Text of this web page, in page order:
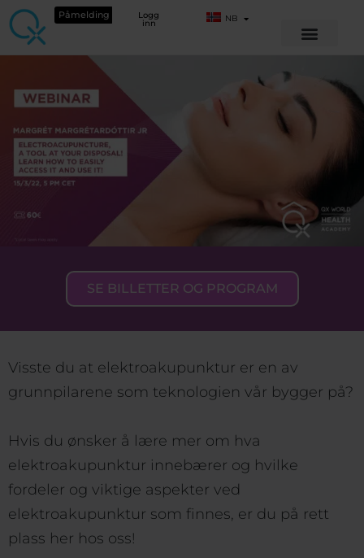
Påmelding Logg
inn NB
SE BILLETTER OG PROGRAM
Visste du at elektroakupunktur er en av
grunnpilarene som teknologien vår bygger på?
Hvis du ønsker å lære mer om hva
elektroakupunktur innebærer og hvilke
fordeler og viktige aspekter ved
elektroakupunktur som finnes, er du på rett
plass her hos oss!